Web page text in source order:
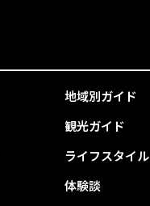
地域別ガイド
観光ガイド
ライフスタイル
体験談